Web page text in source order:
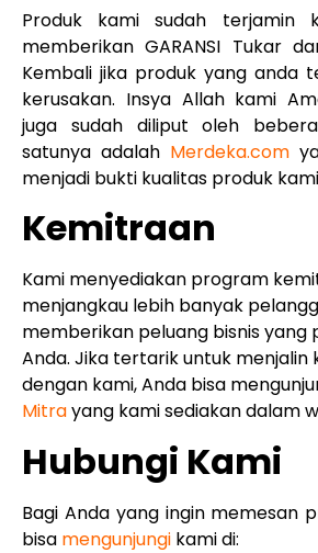
Produk kami sudah terjamin
memberikan GARANSI Tukar
Kembali jika produk yang anda
kerusakan. Insya Allah kami
juga sudah diliput oleh
satunya adalah Merdeka.com
menjadi bukti kualitas produk
Kemitraan
Kami menyediakan program
menjangkau lebih banyak
memberikan peluang bisnis yang
Anda. Jika tertarik untuk menjalin
dengan kami, Anda bisa
Mitrayang kami sediakan dalam
Hubungi Kami
Bagi Anda yang ingin memesan
bisa mengunjungi kami di: